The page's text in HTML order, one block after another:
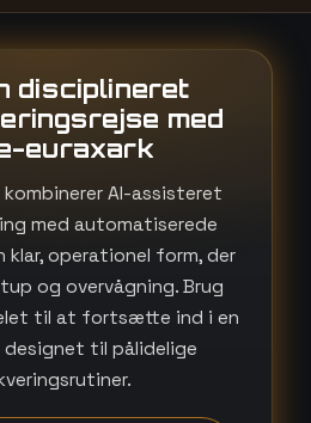
disciplineret
med
euraxark
AI-assisteret
med automatiserede
operationel form, der
og overvågning. Brug
til at fortsætte ind i en
designet til pålidelige